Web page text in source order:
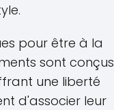
pour être à la
sont conçus
une liberté
d'associer leur